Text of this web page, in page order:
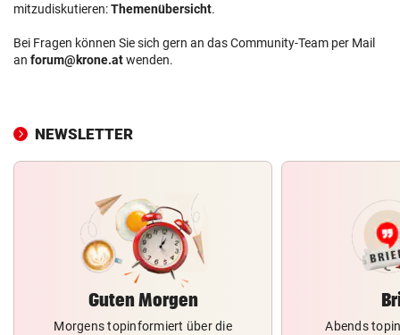
mitzudiskutieren:Themenübersicht.
Bei Fragen können Sie sich gern an das Community-Team per Mail
an forum@krone.atwenden.
NEWSLETTER
Guten Morgen
Morgens topinformiert über die
Abends